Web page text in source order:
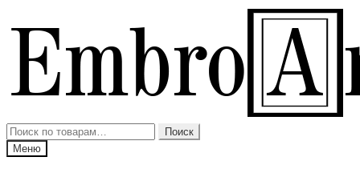
к
навигации
к
содержимому
Искать:
Поиск
Меню